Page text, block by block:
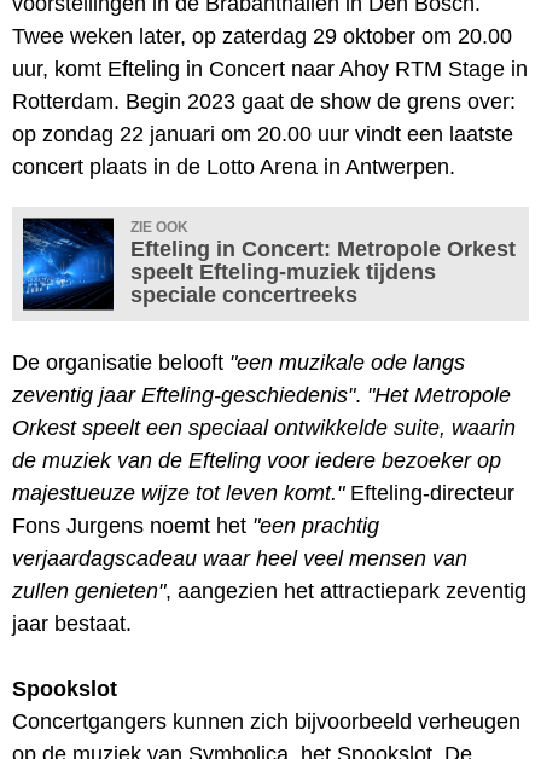
Twee weken later, op zaterdag 29 oktober om 20.00
uur, komt Efteling in Concert naar Ahoy RTM Stage in
Rotterdam. Begin 2023 gaat de show de grens over:
op zondag 22 januari om 20.00 uur vindt een laatste
concert plaats in de Lotto Arena in Antwerpen.
ZIE OOK
Efteling in Concert: Metropole Orkest
speelt Efteling-muziek tijdens
speciale concertreeks
De organisatie belooft "een muzikale ode langs
zeventig jaar Efteling-geschiedenis". "Het Metropole
Orkest speelt een speciaal ontwikkelde suite, waarin
de muziek van de Efteling voor iedere bezoeker op
majestueuze wijze tot leven komt."Efteling-directeur
Fons Jurgens noemt het "een prachtig
verjaardagscadeau waar heel veel mensen van
zullen genieten", aangezien het attractiepark zeventig
jaar bestaat.
Spookslot
Concertgangers kunnen zich bijvoorbeeld verheugen
op de muziek van Symbolica, het Spookslot, De